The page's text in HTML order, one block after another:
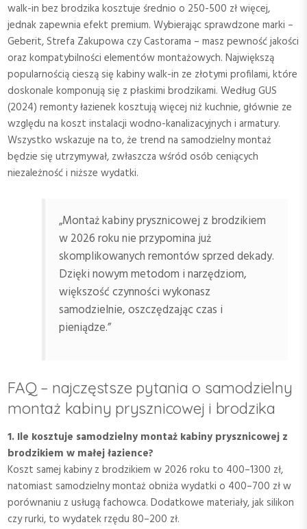
walk-in bez brodzika kosztuje średnio o 250-500 zł więcej,
jednak zapewnia efekt premium. Wybierając sprawdzone marki –
Geberit, Strefa Zakupowa czy Castorama – masz pewność jakości
oraz kompatybilności elementów montażowych. Największą
popularnością cieszą się kabiny walk-in ze złotymi profilami, które
doskonale komponują się z płaskimi brodzikami. Według GUS
(2024) remonty łazienek kosztują więcej niż kuchnie, głównie ze
względu na koszt instalacji wodno-kanalizacyjnych i armatury.
Wszystko wskazuje na to, że trend na samodzielny montaż
będzie się utrzymywał, zwłaszcza wśród osób ceniących
niezależność i niższe wydatki.
„Montaż kabiny prysznicowej z brodzikiem
w 2026 roku nie przypomina już
skomplikowanych remontów sprzed dekady.
Dzięki nowym metodom i narzędziom,
większość czynności wykonasz
samodzielnie, oszczędzając czas i
pieniądze.”
FAQ – najczęstsze pytania o samodzielny
montaż kabiny prysznicowej i brodzika
1. Ile kosztuje samodzielny montaż kabiny prysznicowej z
brodzikiem w małej łazience?
Koszt samej kabiny z brodzikiem w 2026 roku to 400–1300 zł,
natomiast samodzielny montaż obniża wydatki o 400–700 zł w
porównaniu z usługą fachowca. Dodatkowe materiały, jak silikon
czy rurki, to wydatek rzędu 80–200 zł.